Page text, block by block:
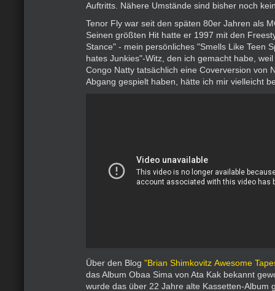
Auftritts. Nähere Umstände sind bisher noch
Tenor Fly war seit den späten 80er Jahren als
Seinen größten Hit hatte er 1997 mit den
Stance" - mein persönliches "Smells Like Teen
hates Junkies"-Witz, den ich gemacht habe,
Congo Natty tatsächlich eine Coverversion von
Abgang gespielt haben, hätte ich mir vielleicht
Über den Blog "Brian Shimkovitz Awesome
das Album Obaa Sima von Ata Kak bekannt
wurde das über 22 Jahre alte Kassetten-Album